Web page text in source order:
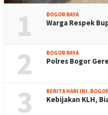
1 BOGOR RAYA
Warga Respek
2 BOGOR RAYA
Polres Bogor
3 BERITA HARI INI,
Kebijakan KLH,